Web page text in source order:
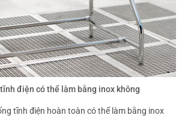
điện có thể làm bằng inox không
tĩnh điện hoàn toàn có thể làm bằng inox